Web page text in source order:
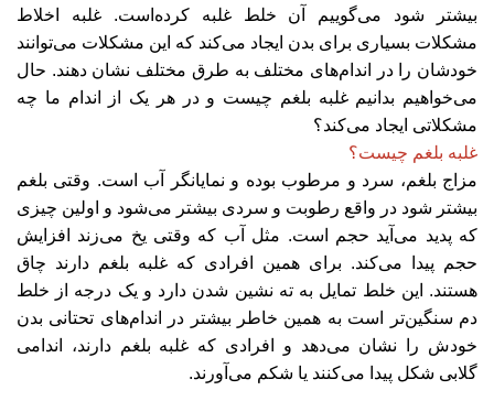
بیشتر شود می‌گوییم آن خلط غلبه کرده‌است. غلبه اخلاط
مشکلات بسیاری برای بدن ایجاد می‌کند که این مشکلات می‌توانند
خودشان را در اندام‌های مختلف به طرق مختلف نشان دهند. حال
می‌خواهیم بدانیم غلبه بلغم چیست و در هر یک از اندام ما چه
مشکلاتی ایجاد می‌کند؟
غلبه بلغم چیست؟
مزاج بلغم، سرد و مرطوب بوده و نمایانگر آب است. وقتی بلغم
بیشتر شود در واقع رطوبت و سردی بیشتر می‌شود و اولین چیزی
که پدید می‌آید حجم است. مثل آب که وقتی یخ می‌زند افزایش
حجم پیدا می‌کند. برای همین افرادی که غلبه بلغم دارند چاق
هستند. این خلط تمایل به ته نشین شدن دارد و یک درجه از خلط
دم سنگین‌تر است به همین خاطر بیشتر در اندام‌های تحتانی بدن
خودش را نشان می‌دهد و افرادی که غلبه بلغم دارند، اندامی
گلابی شکل پیدا می‌کنند یا شکم می‌آورند.‌